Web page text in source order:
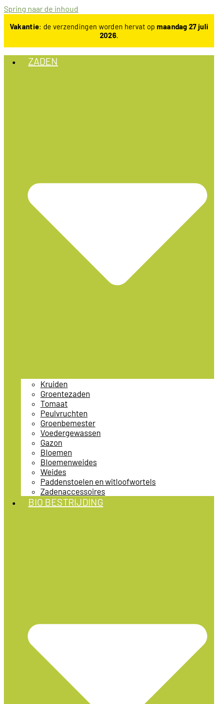
Spring naar de inhoud
Vakantie: de verzendingen worden hervat op maandag 27 juli
2026.
ZADEN
Kruiden
Groentezaden
Tomaat
Peulvruchten
Groenbemester
Voedergewassen
Gazon
Bloemen
Bloemenweides
Weides
Paddenstoelen en witloofwortels
Zadenaccessoires
BIO BESTRIJDING